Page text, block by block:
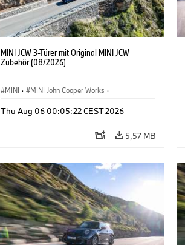
MINI JCW 3-Türer mit Original MINI JCW
Zubehör (08/2026)
MINI · MINI John Cooper Works ·
Sonderausstattungen, Zubehör
Thu Aug 06 00:05:22 CEST 2026
5,57 MB